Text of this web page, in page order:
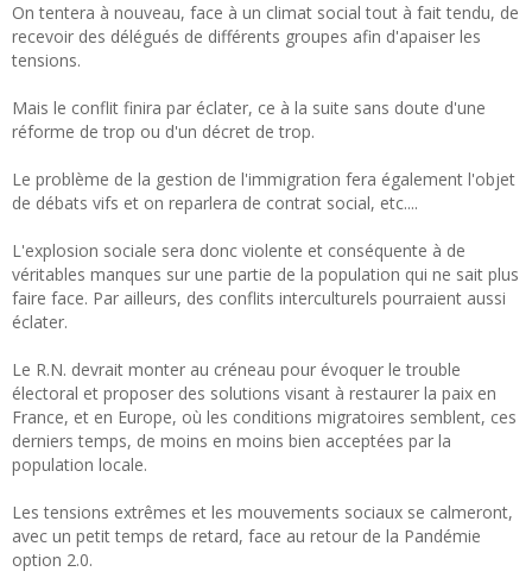
On tentera à nouveau, face à un climat social tout à fait tendu, de
recevoir des délégués de différents groupes afin d'apaiser les
tensions.
Mais le conflit finira par éclater, ce à la suite sans doute d'une
réforme de trop ou d'un décret de trop.
Le problème de la gestion de l'immigration fera également l'objet
de débats vifs et on reparlera de contrat social, etc....
L'explosion sociale sera donc violente et conséquente à de
véritables manques sur une partie de la population qui ne sait plus
faire face. Par ailleurs, des conflits interculturels pourraient aussi
éclater.
Le R.N. devrait monter au créneau pour évoquer le trouble
électoral et proposer des solutions visant à restaurer la paix en
France, et en Europe, où les conditions migratoires semblent, ces
derniers temps, de moins en moins bien acceptées par la
population locale.
Les tensions extrêmes et les mouvements sociaux se calmeront,
avec un petit temps de retard, face au retour de la Pandémie
option 2.0.